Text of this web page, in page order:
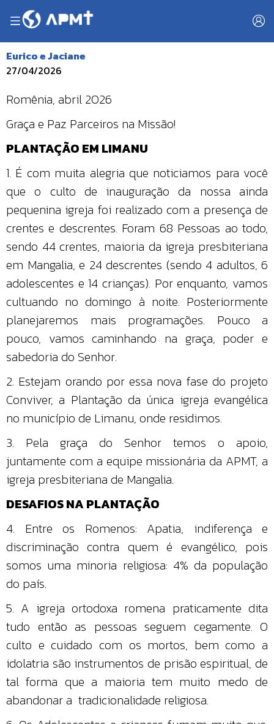
Eurico e Jaciane
27/04/2026
Romênia, abril 2026
Graça e Paz Parceiros na Missão!
PLANTAÇÃO EM LIMANU
1. É com muita alegria que noticiamos para você
que o culto de inauguração da nossa ainda
pequenina igreja foi realizado com a presença de
crentes e descrentes. Foram 68 Pessoas ao todo,
sendo 44 crentes, maioria da igreja presbiteriana
em Mangalia, e 24 descrentes (sendo 4 adultos, 6
adolescentes e 14 crianças). Por enquanto, vamos
cultuando no domingo à noite. Posteriormente
planejaremos mais programações. Pouco a
pouco, vamos caminhando na graça, poder e
sabedoria do Senhor.
2. Estejam orando por essa nova fase do projeto
Conviver, a Plantação da única igreja evangélica
no município de Limanu, onde residimos.
3. Pela graça do Senhor temos o apoio,
juntamente com a equipe missionária da APMT, a
igreja presbiteriana de Mangalia.
DESAFIOS NA PLANTAÇÃO
4. Entre os Romenos: Apatia, indiferença e
discriminação contra quem é evangélico, pois
somos uma minoria religiosa: 4% da população
do país.
5. A igreja ortodoxa romena praticamente dita
tudo então as pessoas seguem cegamente. O
culto e cuidado com os mortos, bem como a
idolatria são instrumentos de prisão espiritual, de
tal forma que a maioria tem muito medo de
abandonar a tradicionalidade religiosa.